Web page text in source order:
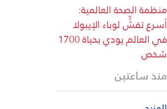
منظمة الصحة العالمية:
أسرع تفشٍّ لوباء الإيبولا
في العالم يودي بحياة 1700
شخص
منذ ساعتين